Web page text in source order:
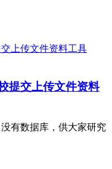
提交上传文件资料
有数据库，供大家研究